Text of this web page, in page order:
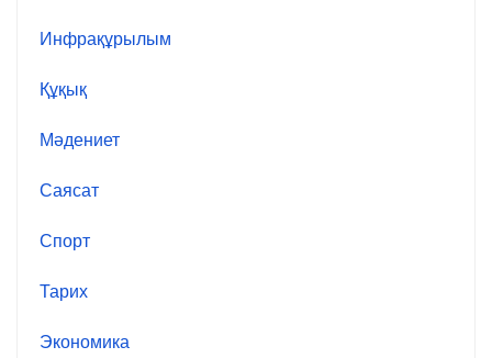
Инфрақұрылым
Құқық
Мәдениет
Саясат
Спорт
Тарих
Экономика